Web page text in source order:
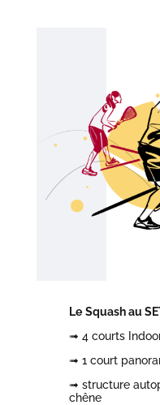
Le Squash au
➟ 4 courts
➟ 1 court
➟ structure
chêne